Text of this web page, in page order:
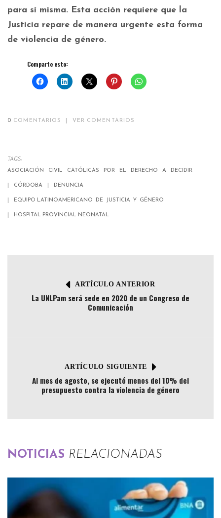
para sí misma. Esta acción requiere que la
Justicia repare de manera urgente esta forma
de violencia de género.
Comparte esto:
0 COMENTARIOS VER COMENTARIOS
TAGS:
ASOCIACIÓN CIVIL CATÓLICAS POR EL DERECHO A DECIDIR
CÓRDOBA DENUNCIA
EQUIPO LATINOAMERICANO DE JUSTICIA Y GÉNERO
HOSPITAL PROVINCIAL NEONATAL
ARTÍCULO ANTERIOR
La UNLPam será sede en 2020 de un Congreso de
Comunicación
ARTÍCULO SIGUIENTE
Al mes de agosto, se ejecutó menos del 10% del
presupuesto contra la violencia de género
NOTICIAS RELACIONADAS